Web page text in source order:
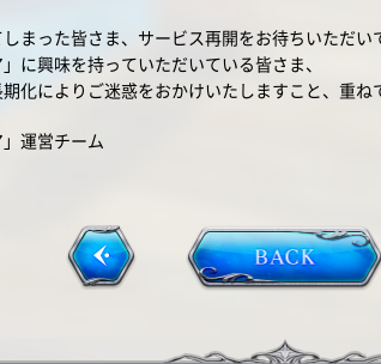
まった皆さま、サービス再開をお待ちいただい
に興味を持っていただいている皆さま、
化によりご迷惑をおかけいたしますこと、重ね
」運営チーム